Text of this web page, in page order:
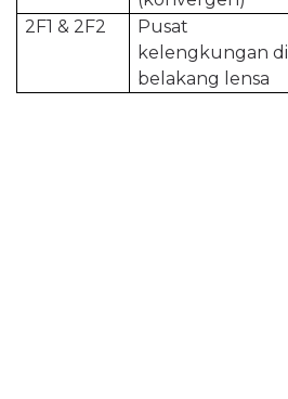
2F1 & 2F2
Pusat
kelengkungan di
belakang lensa